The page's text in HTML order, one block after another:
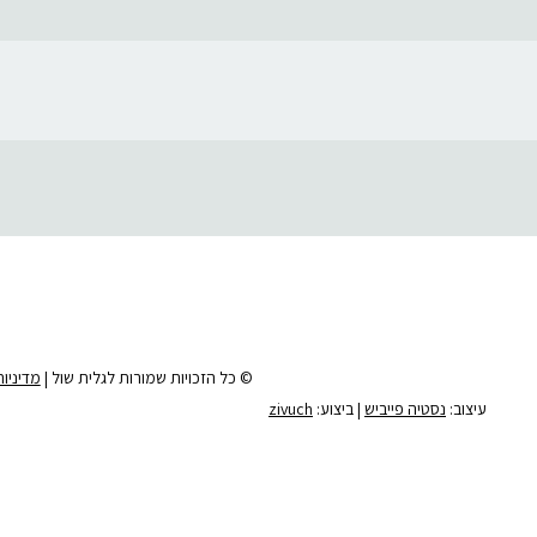
© כל הזכויות שמורות לגלית שול |
עיצוב: נסטיה פייביש | ביצוע: zivuch